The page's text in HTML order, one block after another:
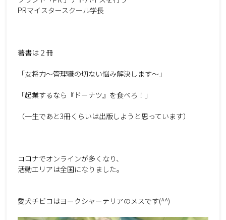
PRマイスタースクール学長
著書は２冊
「女将力～管理職の切ない悩み解決します～」
「起業するなら『ドーナツ』を食べろ！」
（一生であと3冊くらいは出版しようと思っています）
コロナでオンラインが多くなり、
活動エリアは全国になりました。
愛犬チビコはヨークシャーテリアのメスです(^^)